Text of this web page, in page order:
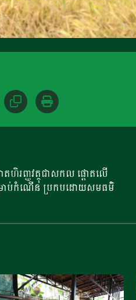
ហិរញ្ញវត្ថុជាសកល ផ្តោតលើ
សម្រាប់កំណើន ប្រកបដោយសមធម៌